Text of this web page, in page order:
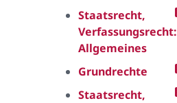
Staatsrecht,
Verfassungsrecht:
Allgemeines
Grundrechte
Staatsrecht,